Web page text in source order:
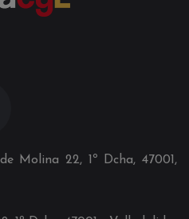
Molina 22, 1º Dcha, 47001,